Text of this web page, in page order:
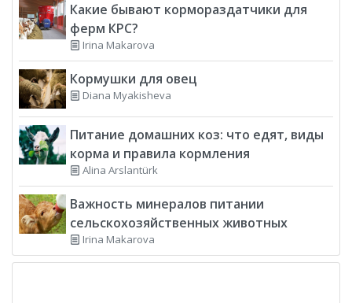
Какие бывают кормораздатчики для
ферм КРС?
Irina Makarova
Кормушки для овец
Diana Myakisheva
Питание домашних коз: что едят, виды
корма и правила кормления
Alina Arslantürk
Важность минералов питании
сельскохозяйственных животных
Irina Makarova